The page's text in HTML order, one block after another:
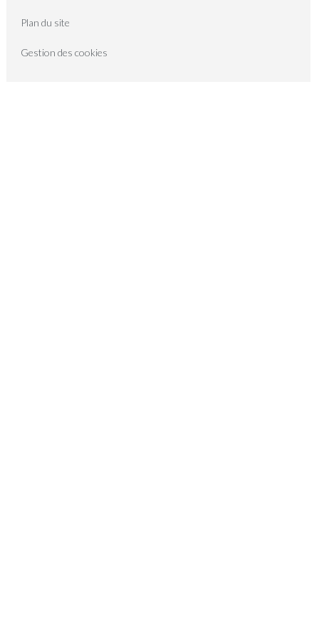
Plan du site
Gestion des cookies